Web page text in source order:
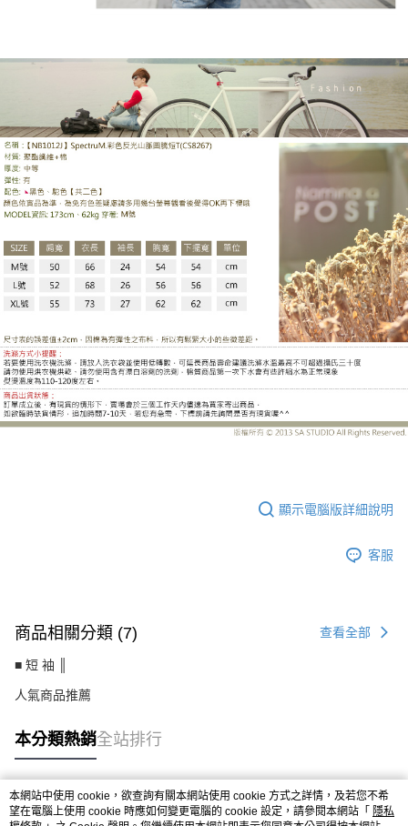
顯示電腦版詳細說明
客服
商品相關分類 (7) 查看全部
■ 短 袖 ║
人氣商品推薦
本分類熱銷全站排行
熱門標籤
本網站中使用 cookie，欲查詢有關本網站使用 cookie 方式之詳情，及若您不希
望在電腦上使用 cookie 時應如何變更電腦的 cookie 設定，請參閱本網站「 隱私